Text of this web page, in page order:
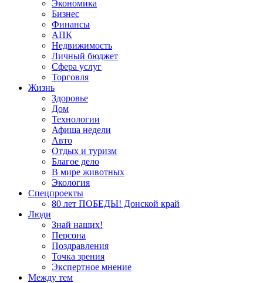
Экономика
Бизнес
Финансы
АПК
Недвижимость
Личный бюджет
Сфера услуг
Торговля
Жизнь
Здоровье
Дом
Технологии
Афиша недели
Авто
Отдых и туризм
Благое дело
В мире животных
Экология
Спецпроекты
80 лет ПОБЕДЫ! Донской край
Люди
Знай наших!
Персона
Поздравления
Точка зрения
Экспертное мнение
Между тем